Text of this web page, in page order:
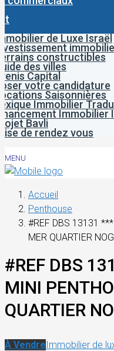
de Luxe Israël
constructibles
des villes
Capital
votre candidature
Saisonnières
Immobilier
Immobilier
Bavli
de rendez vous
MENU
Accueil
Penthouse
#REF DBS 13131 ***
MER QUARTIER
#REF DBS
MINI
QUARTIER
À VendreImmobilier de